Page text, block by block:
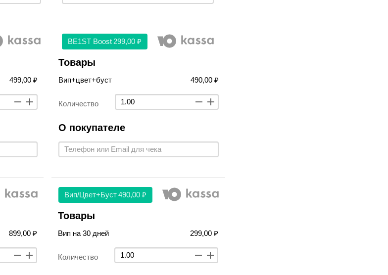
BE1ST Boost 299,00 ₽
499,00 ₽
Товары
Вип+цвет+буст 490,00 ₽
Количество
О покупателе
Вип/цвет+буст 490,00 ₽
899,00 ₽
Товары
Вип на 30 дней 299,00 ₽
Количество